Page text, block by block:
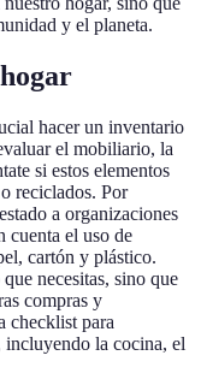
y el planeta.
hacer un inventario
el mobiliario, la
si estos elementos
reciclados. Por
a organizaciones
cuenta el uso de
cartón y plástico.
necesitas, sino que
compras y
checklist para
incluyendo la cocina, el